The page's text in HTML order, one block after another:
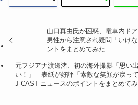
山口真由氏が困惑、電車内ド
男性から注意され疑問「いけ
ントをまとめてみた
元フジアナ渡邊渚、初の海外撮影「思い
い！」 表紙が好評「素敵な笑顔が戻っ
J-CAST ニュースのポイントをまとめて